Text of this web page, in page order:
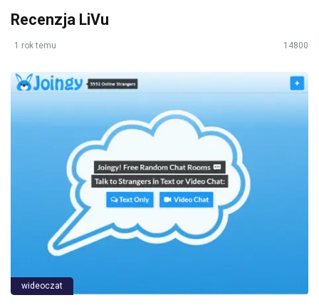
Recenzja LiVu
1 rok temu 14800
wideoczat